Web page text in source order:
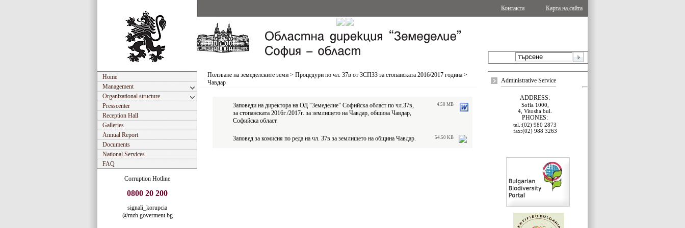
Карта на сайта
Контакти
Home
Management
Organizational structure
Presscenter
Reception Hall
Galleries
Annual Report
Documents
National Services
FAQ
Corruption Hotline
0800 20 200
signali_korupcia
@mzh.goverment.bg
Ползване на земеделските земи > Процедури по чл. 37в от ЗСПЗЗ за стопанската 2016/2017 година >
Чавдар
Заповеди на директора на ОД "Земеделие" Софийска област по чл.37в,
за стопанската 2016г./2017г. за землището на Чавдар, община Чавдар,
Софийска област.
4.50 MB
Заповед за комисия по реда на чл. 37в за землището на община Чавдар. 54.50 KB
Administrative Service
ADDRESS:
Sofia 1000,
4, Vitosha bul.
PHONES:
tel.:(02) 980 2873
fax:(02) 988 3263